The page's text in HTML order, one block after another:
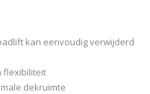
kan eenvoudig verwijderd
flexibiliteit
dekruimte